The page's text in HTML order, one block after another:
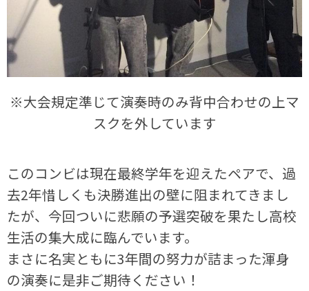
※大会規定準じて演奏時のみ背中合わせの上マ
スクを外しています
このコンビは現在最終学年を迎えたペアで、過
去2年惜しくも決勝進出の壁に阻まれてきまし
たが、今回ついに悲願の予選突破を果たし高校
生活の集大成に臨んでいます。
まさに名実ともに3年間の努力が詰まった渾身
の演奏に是非ご期待ください！